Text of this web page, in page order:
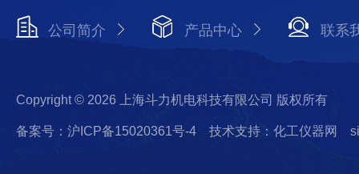
公司简介 产品中心 联系
Copyright © 2026 上海斗力机电科技有限公司 版权所有
备案号：沪ICP备15020361号-4 技术支持：化工仪器网